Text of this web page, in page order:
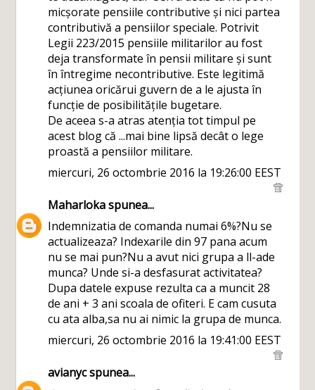
micșorate pensiile contributive și nici partea
contributivă a pensiilor speciale. Potrivit
Legii 223/2015 pensiile militarilor au fost
deja transformate în pensii militare și sunt
în întregime necontributive. Este legitimă
acțiunea oricărui guvern de a le ajusta în
funcție de posibilitățile bugetare.
De aceea s-a atras atenția tot timpul pe
acest blog că ...mai bine lipsă decât o lege
proastă a pensiilor militare.
miercuri, 26 octombrie 2016 la 19:26:00 EEST
Maharlokaspunea...
Indemnizatia de comanda numai 6%?Nu se
actualizeaza? Indexarile din 97 pana acum
nu se mai pun?Nu a avut nici grupa a ll-ade
munca? Unde si-a desfasurat activitatea?
Dupa datele expuse rezulta ca a muncit 28
de ani + 3 ani scoala de ofiteri. E cam cusuta
cu ata alba,sa nu ai nimic la grupa de munca.
miercuri, 26 octombrie 2016 la 19:41:00 EEST
avianycspunea...